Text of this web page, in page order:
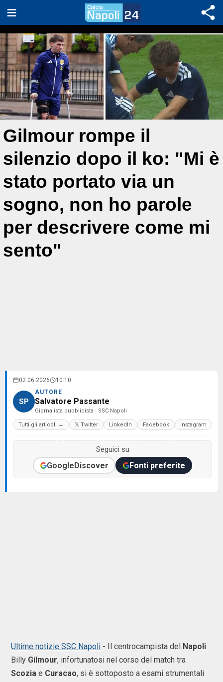
Gilmour rompe il
silenzio dopo il ko: "Mi è
stato portato via un
sogno, non ho parole
per descrivere come mi
sento"
02.06.2026 10:10
SP
AUTORE
Salvatore Passante
Giornalista pubblicista · SSC Napoli
Tutti gli articoli → 𝕏 Twitter LinkedIn Facebook Instagram
Seguici su
GoogleDiscover Fonti preferite
Ultime notizie SSC Napoli - Il centrocampista del Napoli
Billy Gilmour, infortunatosi nel corso del match tra
Scozia e Curacao, si è sottoposto a esami strumentali